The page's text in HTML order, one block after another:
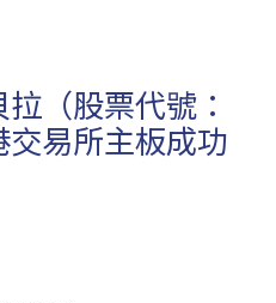
（股票代號：
易所主板成功